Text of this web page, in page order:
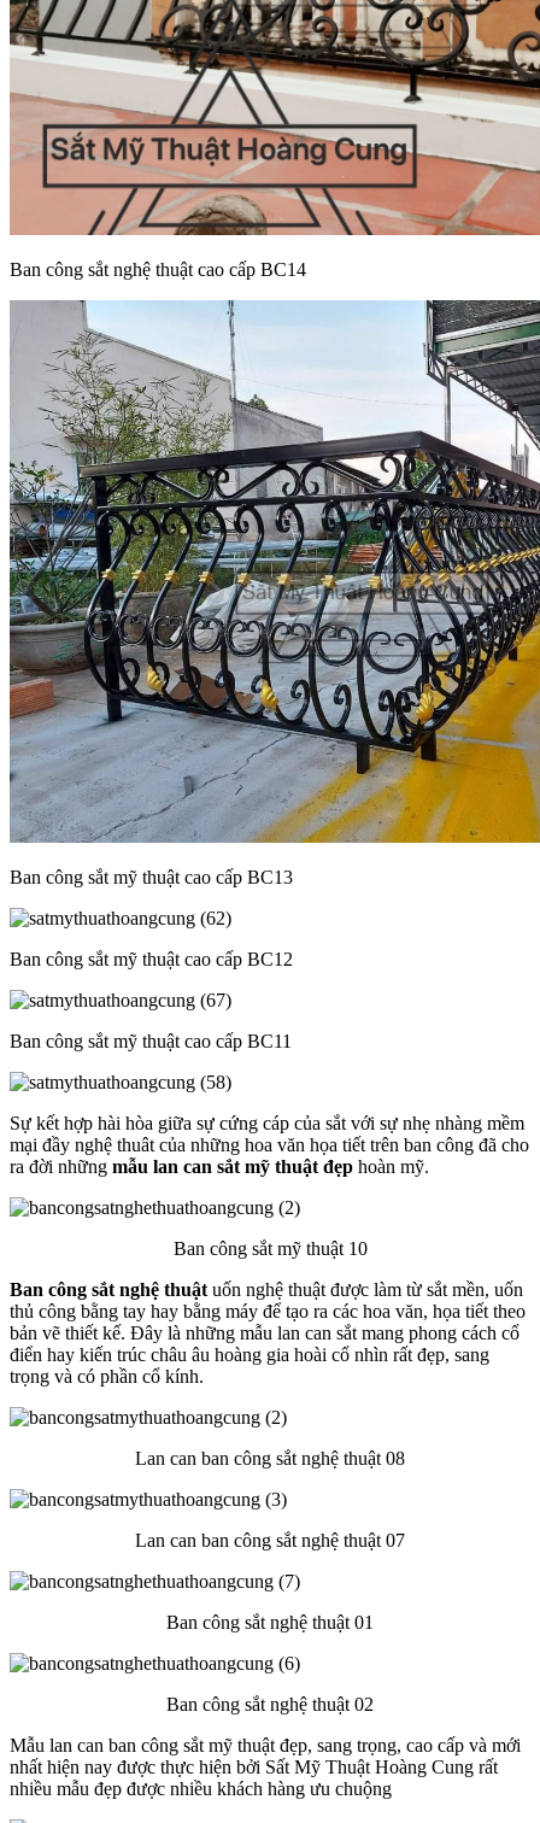
Ban công sắt nghệ thuật cao cấp BC14
Ban công sắt mỹ thuật cao cấp BC13
Ban công sắt mỹ thuật cao cấp BC12
Ban công sắt mỹ thuật cao cấp BC11
Sự kết hợp hài hòa giữa sự cứng cáp của sắt với sự nhẹ nhàng mềm
mại đầy nghệ thuât của những hoa văn họa tiết trên ban công đã cho
ra đời những mẫu lan can sắt mỹ thuật đẹp hoàn mỹ.
Ban công sắt mỹ thuật 10
Ban công sắt nghệ thuật uốn nghệ thuật được làm từ sắt mền, uốn
thủ công bằng tay hay bằng máy để tạo ra các hoa văn, họa tiết theo
bản vẽ thiết kế. Đây là những mẫu lan can sắt mang phong cách cổ
điển hay kiến trúc châu âu hoàng gia hoài cổ nhìn rất đẹp, sang
trọng và có phần cổ kính.
Lan can ban công sắt nghệ thuật 08
Lan can ban công sắt nghệ thuật 07
Ban công sắt nghệ thuật 01
Ban công sắt nghệ thuật 02
Mẫu lan can ban công sắt mỹ thuật đẹp, sang trọng, cao cấp và mới
nhất hiện nay được thực hiện bởi Sất Mỹ Thuật Hoàng Cung rất
nhiều mẫu đẹp được nhiều khách hàng ưu chuộng